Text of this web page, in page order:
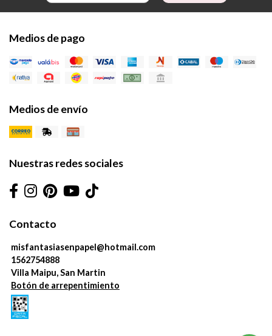
Medios de pago
Medios de envío
Nuestras redes sociales
Contacto
misfantasiasenpapel@hotmail.com
1562754888
Villa Maipu, San Martin
Botón de arrepentimiento